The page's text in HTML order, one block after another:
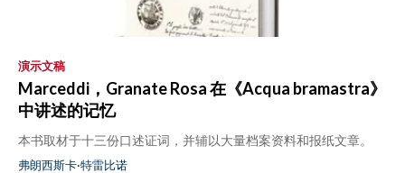
演示文稿
Marceddi，Granate Rosa 在《Acqua bramastra》
中讲述的记忆
本书取材于十三份口述证词，并辅以大量档案资料和报纸文章。
弗朗西斯卡·特雷比诺